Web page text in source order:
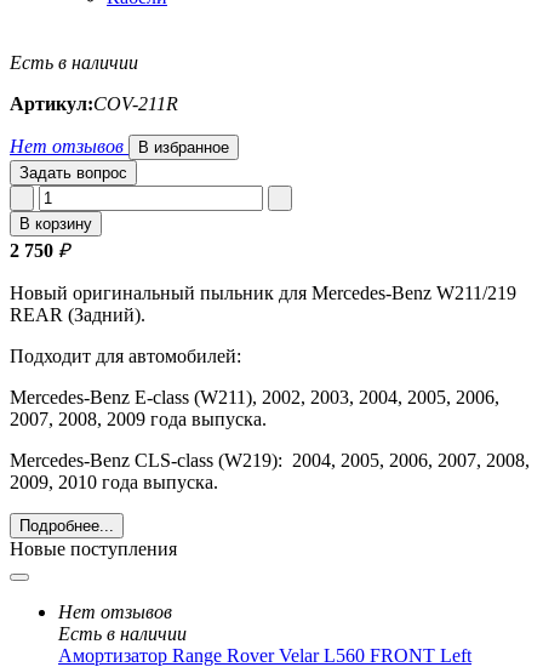
Есть в наличии
Артикул:COV-211R
Нет отзывов
В избранное
Задать вопрос
В корзину
2 750 ₽
Новый оригинальный пыльник для Mercedes-Benz W211/219
REAR (Задний).
Подходит для автомобилей:
Mercedes-Benz E-class (W211), 2002, 2003, 2004, 2005, 2006,
2007, 2008, 2009 года выпуска.
Mercedes-Benz CLS-class (W219): 2004, 2005, 2006, 2007, 2008,
2009, 2010 года выпуска.
Подробнее...
Новые поступления
Нет отзывов
Есть в наличии
Амортизатор Range Rover Velar L560 FRONT Left